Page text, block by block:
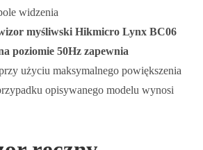
widzenia
myśliwski Hikmicro Lynx BC06
poziomie 50Hz zapewnia
użyciu maksymalnego powiększenia
opisywanego modelu wynosi